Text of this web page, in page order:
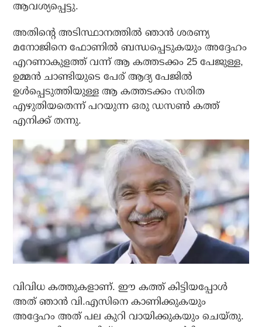
ആവശ്യപ്പെട്ടു.
അതിന്റെ അടിസ്ഥാനത്തില്‍ ഞാന്‍ ശരണ്യ
മനോജിനെ ഫോണില്‍ ബന്ധപ്പെടുകയും അദ്ദേഹം
എറണാകുളത്ത് വന്ന് ആ കത്തടക്കം 25 പേജുള്ള,
ഉമ്മന്‍ ചാണ്ടിയുടെ പേര് ആദ്യ പേജില്‍
ഉള്‍പ്പെടുത്തിയുള്ള ആ കത്തടക്കം സരിത
എഴുതിയതെന്ന് പറയുന്ന ഒരു ഡസണ്‍ കത്ത്
എനിക്ക് തന്നു.
വിവിധ കത്തുകളാണ്. ഈ കത്ത് കിട്ടിയപ്പോള്‍
അത് ഞാന്‍ വി.എസിനെ കാണിക്കുകയും
അദ്ദേഹം അത് പല കുറി വായിക്കുകയും ചെയ്തു.